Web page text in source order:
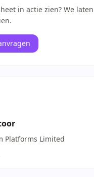
in actie zien? We
Platforms Limited